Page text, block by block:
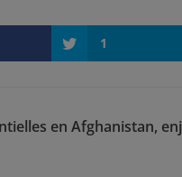
1
en Afghanistan,